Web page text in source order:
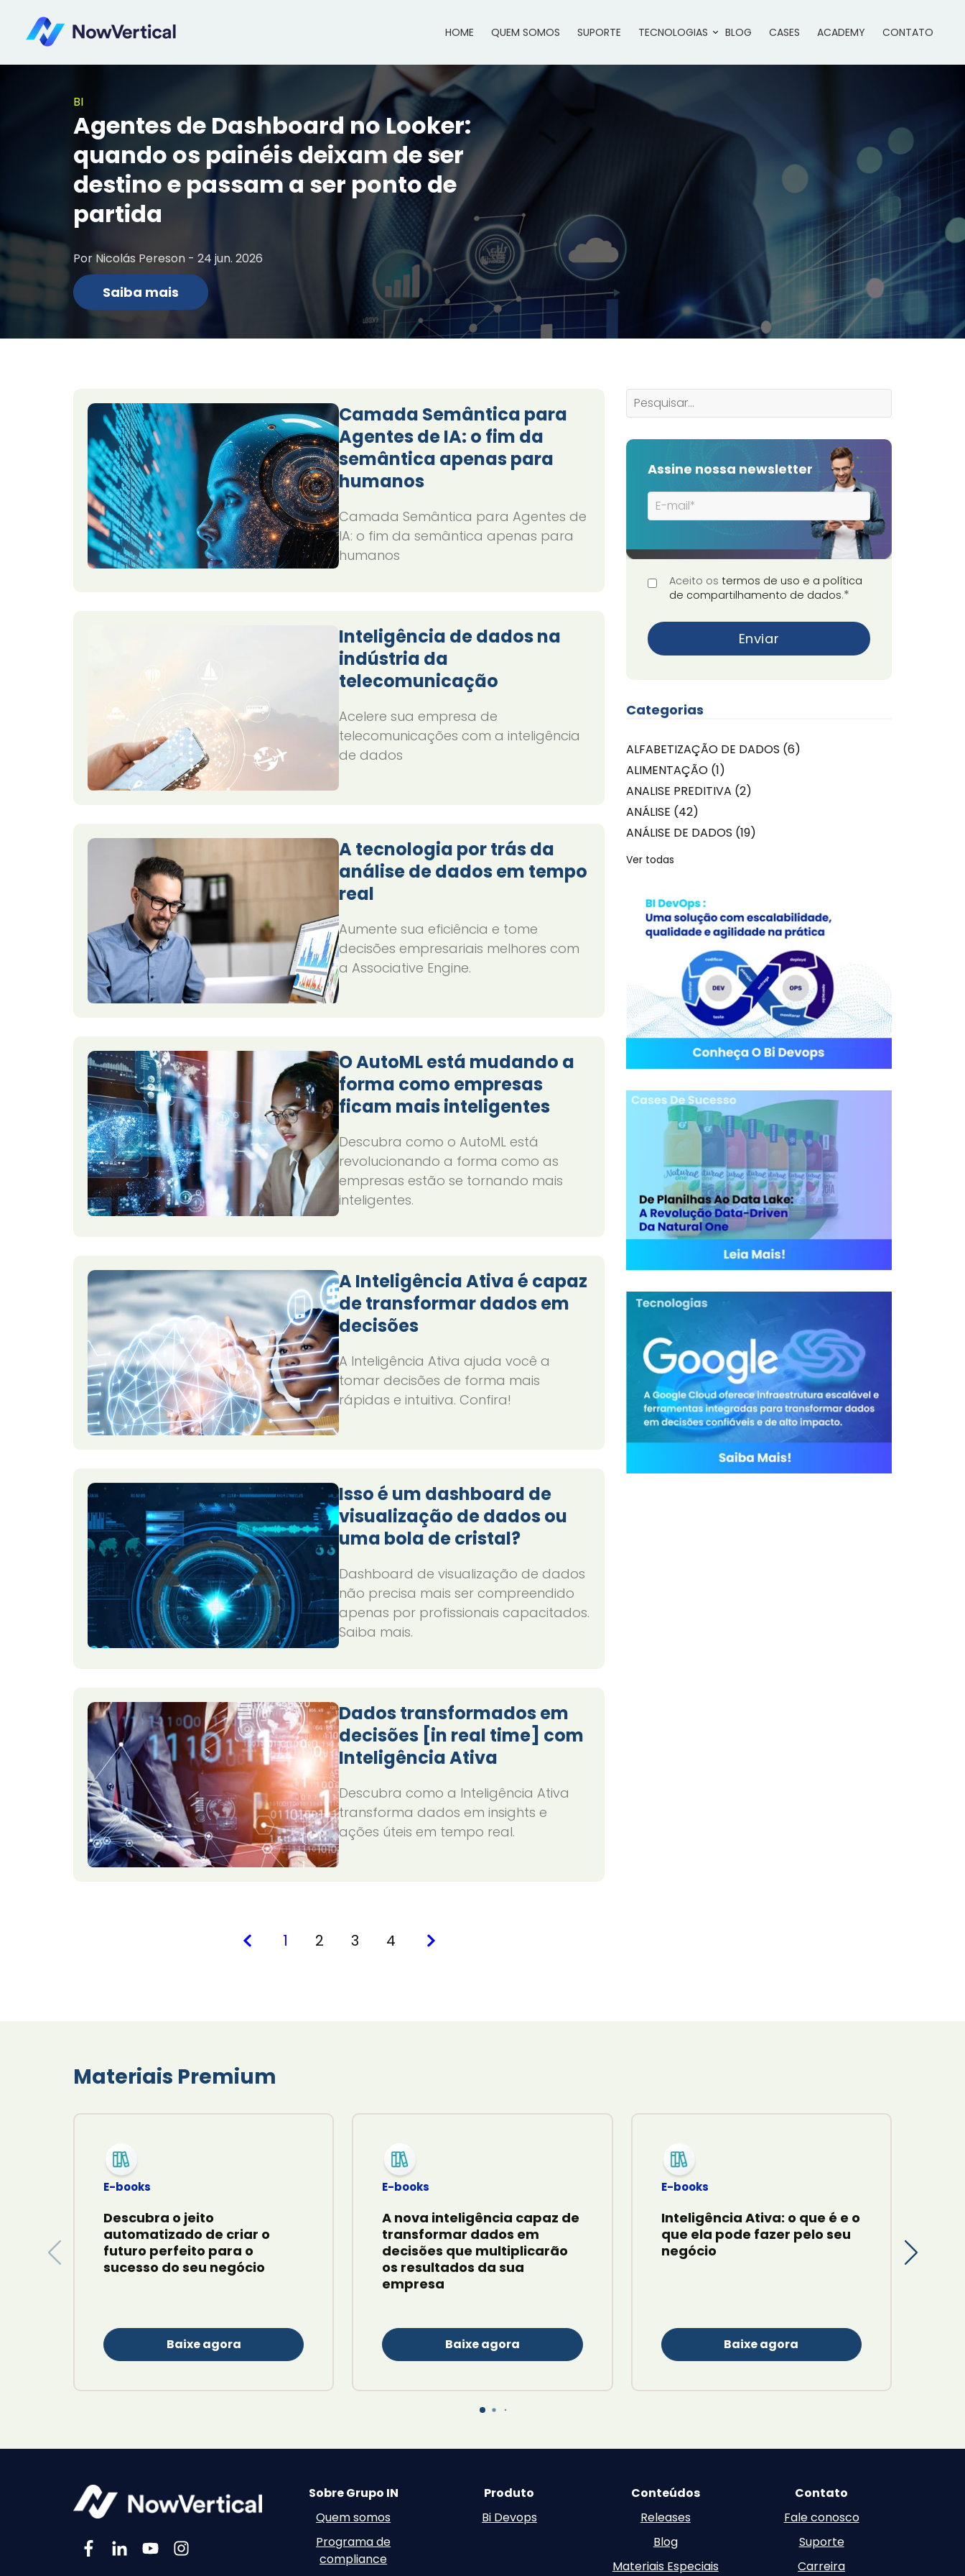
HOME QUEM SOMOS SUPORTE TECNOLOGIAS BLOG CASES ACADEMY CONTATO
BI
Agentes de Dashboard no Looker:
quando os painéis deixam de ser
destino e passam a ser ponto de
partida
Por Nicolás Pereson - 24 jun. 2026
Saiba mais
Camada Semântica para
Agentes de IA: o fim da
semântica apenas para
humanos
Camada Semântica para Agentes de
IA: o fim da semântica apenas para
humanos
Inteligência de dados na
indústria da
telecomunicação
Acelere sua empresa de
telecomunicações com a inteligência
de dados
A tecnologia por trás da
análise de dados em tempo
real
Aumente sua eficiência e tome
decisões empresariais melhores com
a Associative Engine.
O AutoML está mudando a
forma como empresas
ficam mais inteligentes
Descubra como o AutoML está
revolucionando a forma como as
empresas estão se tornando mais
inteligentes.
A Inteligência Ativa é capaz
de transformar dados em
decisões
A Inteligência Ativa ajuda você a
tomar decisões de forma mais
rápidas e intuitiva. Confira!
Isso é um dashboard de
visualização de dados ou
uma bola de cristal?
Dashboard de visualização de dados
não precisa mais ser compreendido
apenas por profissionais capacitados.
Saiba mais.
Dados transformados em
decisões [in real time] com
Inteligência Ativa
Descubra como a Inteligência Ativa
transforma dados em insights e
ações úteis em tempo real.
1 2 3 4
Assine nossa newsletter
Aceito os termos de uso e a política
de compartilhamento de dados.*
Categorias
ALFABETIZAÇÃO DE DADOS (6)
ALIMENTAÇÃO (1)
ANALISE PREDITIVA (2)
ANÁLISE (42)
ANÁLISE DE DADOS (19)
Ver todas
Materiais Premium
E-books
Descubra o jeito
automatizado de criar o
futuro perfeito para o
sucesso do seu negócio
Baixe agora
E-books
A nova inteligência capaz de
transformar dados em
decisões que multiplicarão
os resultados da sua
empresa
Baixe agora
E-books
Inteligência Ativa: o que é e o
que ela pode fazer pelo seu
negócio
Baixe agora
Sobre Grupo IN
Quem somos
Programa de
compliance
Produto
Bi Devops
Conteúdos
Releases
Blog
Materiais Especiais
Contato
Fale conosco
Suporte
Carreira